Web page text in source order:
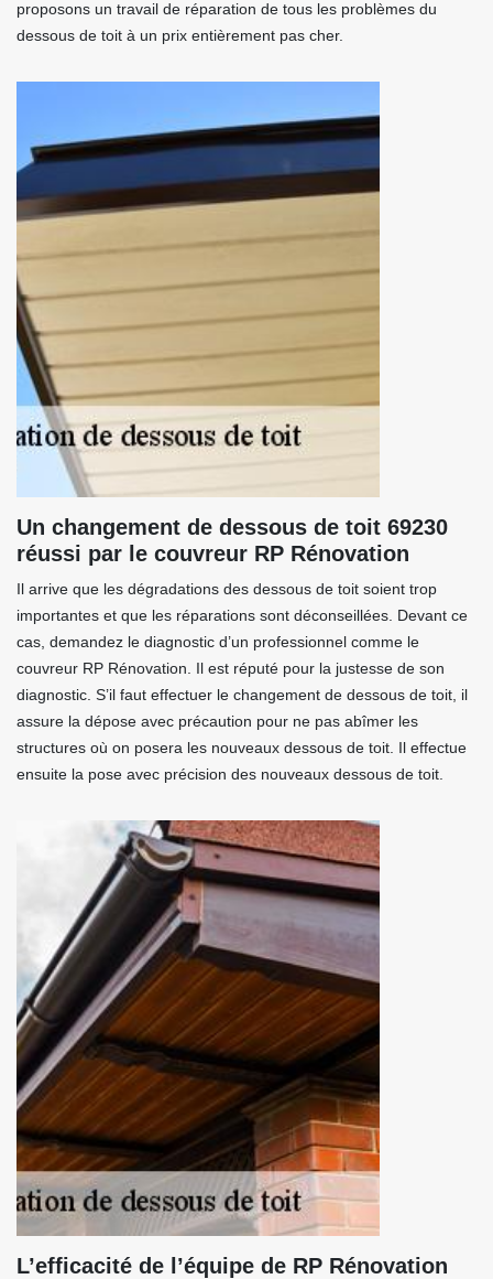
proposons un travail de réparation de tous les problèmes du
dessous de toit à un prix entièrement pas cher.
Un changement de dessous de toit 69230
réussi par le couvreur RP Rénovation
Il arrive que les dégradations des dessous de toit soient trop
importantes et que les réparations sont déconseillées. Devant ce
cas, demandez le diagnostic d’un professionnel comme le
couvreur RP Rénovation. Il est réputé pour la justesse de son
diagnostic. S’il faut effectuer le changement de dessous de toit, il
assure la dépose avec précaution pour ne pas abîmer les
structures où on posera les nouveaux dessous de toit. Il effectue
ensuite la pose avec précision des nouveaux dessous de toit.
L’efficacité de l’équipe de RP Rénovation